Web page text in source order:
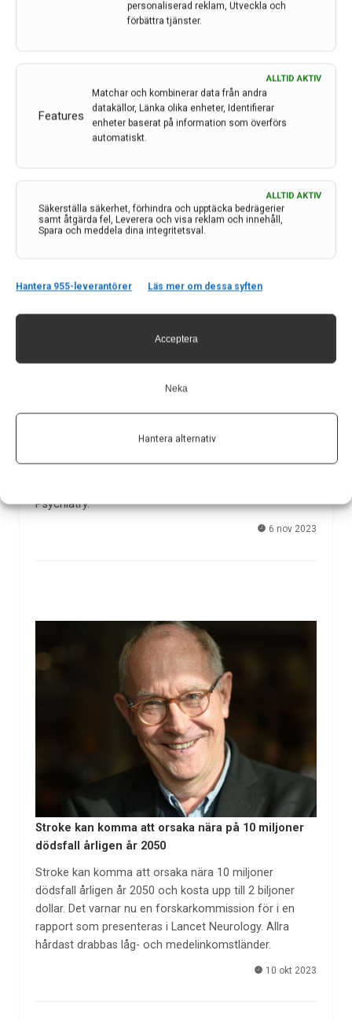
personaliserad reklam, Utveckla och
förbättra tjänster.
Features
ALLTID AKTIV
Matchar och kombinerar data från andra
datakällor, Länka olika enheter, Identifierar
enheter baserat på information som överförs
automatiskt.
Säkerställa säkerhet, förhindra och upptäcka bedrägerier
samt åtgärda fel, Leverera och visa reklam och innehåll,
Spara och meddela dina integritetsval.
ALLTID AKTIV
Hantera 955-leverantörer Läs mer om dessa syften
Acceptera
Neka
Hantera alternativ
en tioprocentigt ökad risk för att dö eller vara
beroende av hjälp tre månader efter stroke, jämfört
Hög biologisk ålder kan öka risken för demens
Personer med högre biologisk ålder än deras faktiska
kronologiska ålder har signifikant ökad risk att drabbas
Det visar en studie från Karolinska Institutet som
Psychiatry.
6 nov 2023
Stroke kan komma att orsaka nära på 10 miljoner
dödsfall årligen år 2050
Stroke kan komma att orsaka nära 10 miljoner
dödsfall årligen år 2050 och kosta upp till 2 biljoner
dollar. Det varnar nu en forskarkommission för i en
rapport som presenteras i Lancet Neurology. Allra
hårdast drabbas låg- och medelinkomstländer.
10 okt 2023